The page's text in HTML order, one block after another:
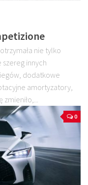
nie tylko
innych
dodatkowe
amortyzatory,
zmieniło,...
0